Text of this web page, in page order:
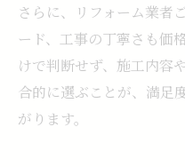
さらに、リフォーム業者
ード、工事の丁寧さも価
けで判断せず、施工内容
合的に選ぶことが、満足
がります。